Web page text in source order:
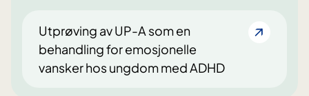
Utprøving av UP-A som en
behandling for emosjonelle
vansker hos ungdom med ADHD